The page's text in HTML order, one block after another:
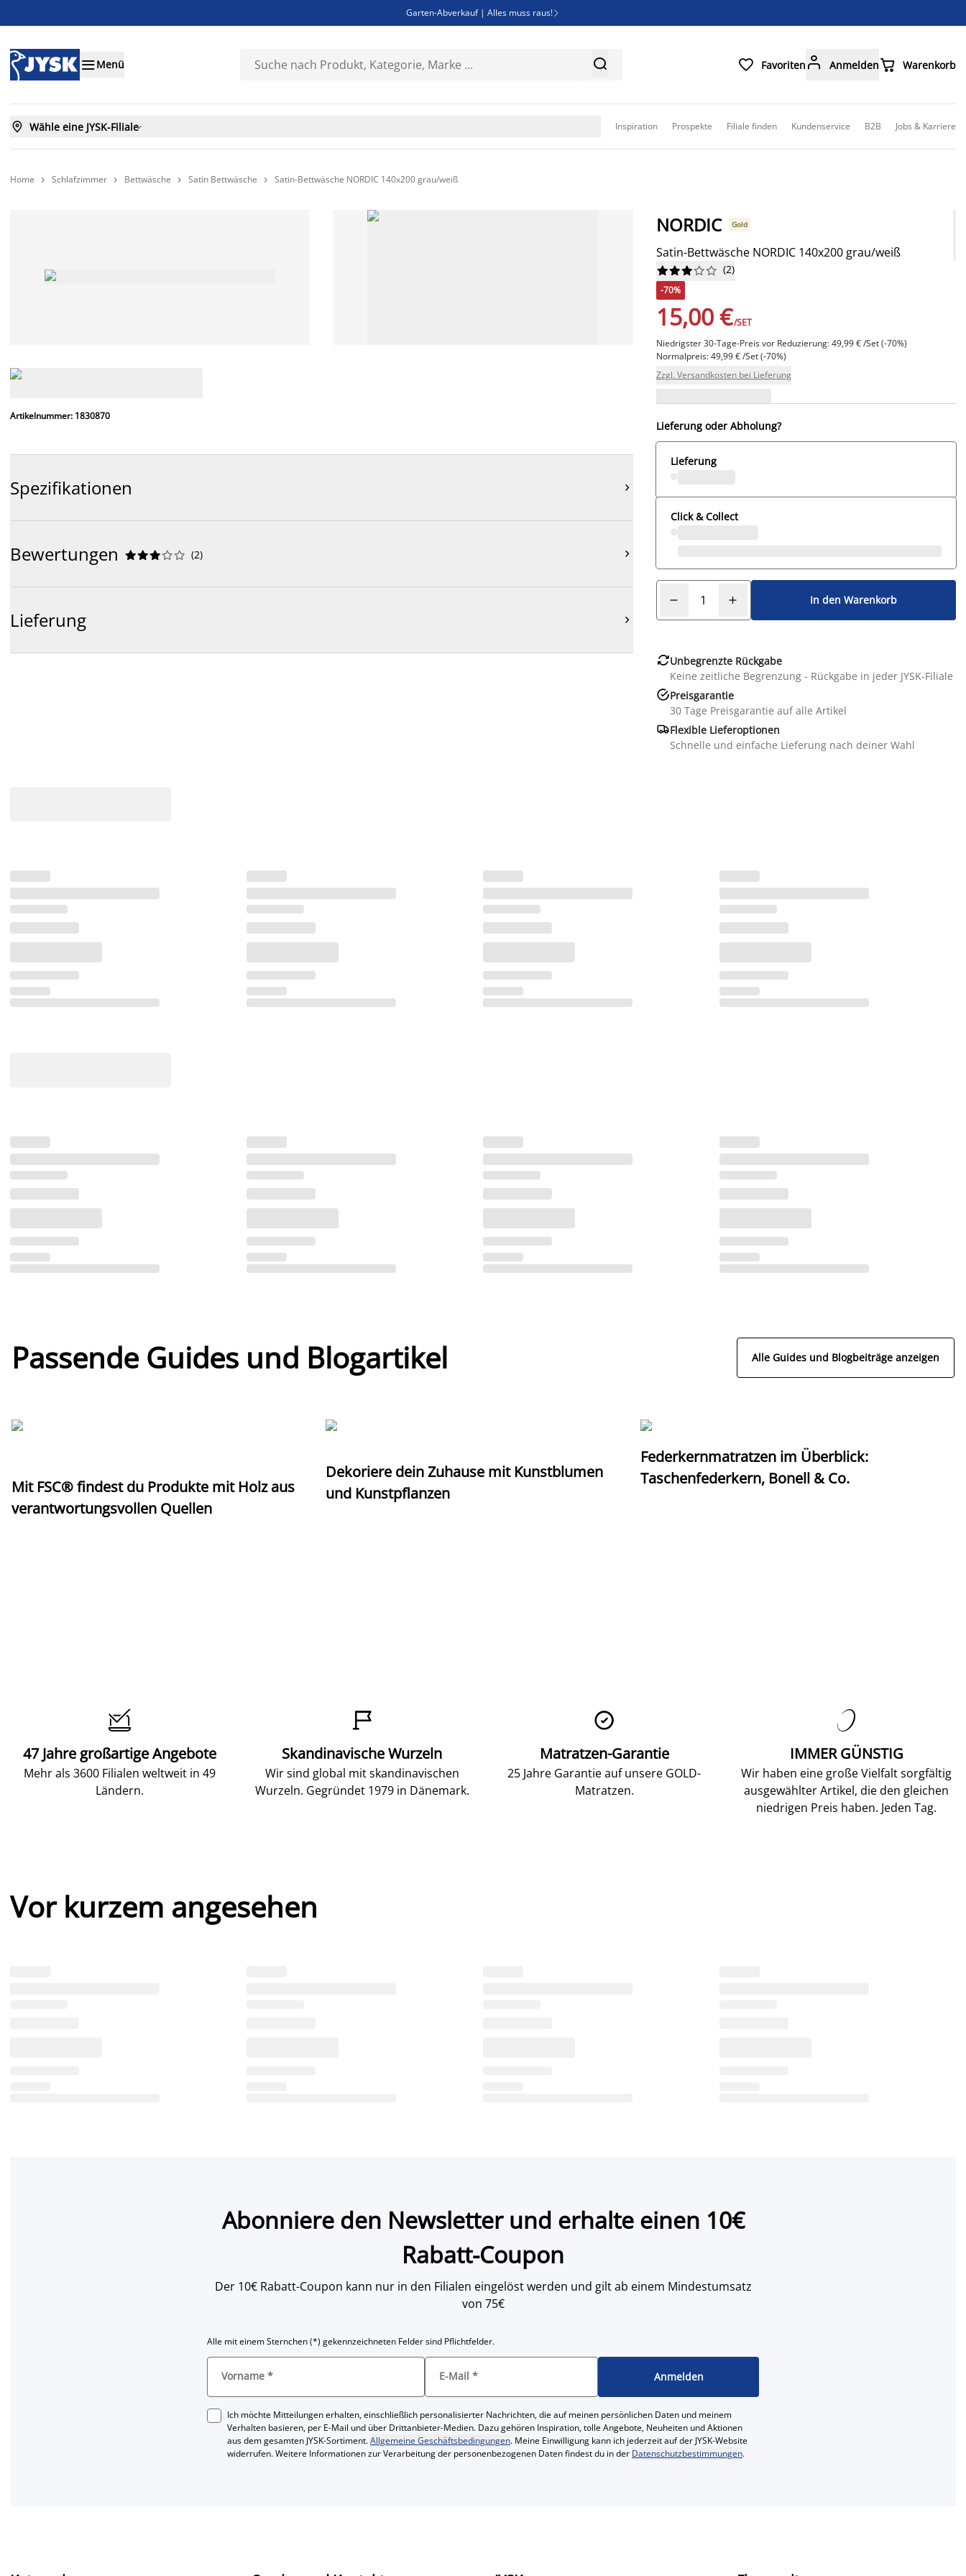
Garten-Abverkauf | Alles muss raus! 
Bist du Unternehmer? Entdecke JYSK-B2B
Menü   Favoriten  Anmelden Warenkorb
 Wähle eine JYSK-Filiale Inspiration Prospekte Filiale finden Kundenservice B2B Jobs & Karriere
Home  Schlafzimmer  Bettwäsche  Satin Bettwäsche  Satin-Bettwäsche NORDIC 140x200 grau/weiß
Artikelnummer: 1830870
Spezifikationen 
Bewertungen 




 (2) 
Lieferung 
NORDIC Gold
Satin-Bettwäsche NORDIC 140x200 grau/weiß





 (2)
-70%
15,00 €/SET
Niedrigster 30-Tage-Preis vor Reduzierung: 49,99 € /Set (-70%)
Normalpreis: 49,99 € /Set (-70%)
Zzgl. Versandkosten bei Lieferung
Lieferung oder Abholung?
Lieferung
Click & Collect
In den Warenkorb
Unbegrenzte Rückgabe
Keine zeitliche Begrenzung - Rückgabe in jeder JYSK-Filiale
Preisgarantie
30 Tage Preisgarantie auf alle Artikel
Flexible Lieferoptionen
Schnelle und einfache Lieferung nach deiner Wahl
Passende Guides und Blogartikel Alle Guides und Blogbeiträge anzeigen
Mit FSC® findest du Produkte mit Holz aus
verantwortungsvollen Quellen
Dekoriere dein Zuhause mit Kunstblumen
und Kunstpflanzen
Federkernmatratzen im Überblick:
Taschenfederkern, Bonell & Co.

47 Jahre großartige Angebote
Mehr als 3600 Filialen weltweit in 49
Ländern.

Skandinavische Wurzeln
Wir sind global mit skandinavischen
Wurzeln. Gegründet 1979 in Dänemark.

Matratzen-Garantie
25 Jahre Garantie auf unsere GOLD-
Matratzen.

IMMER GÜNSTIG
Wir haben eine große Vielfalt sorgfältig
ausgewählter Artikel, die den gleichen
niedrigen Preis haben. Jeden Tag.
Vor kurzem angesehen
Abonniere den Newsletter und erhalte einen 10€
Rabatt-Coupon
Der 10€ Rabatt-Coupon kann nur in den Filialen eingelöst werden und gilt ab einem Mindestumsatz
von 75€
Alle mit einem Sternchen (*) gekennzeichneten Felder sind Pflichtfelder.
Vorname * E-Mail * Anmelden
Ich möchte Mitteilungen erhalten, einschließlich personalisierter Nachrichten, die auf meinen persönlichen Daten und meinem
Verhalten basieren, per E-Mail und über Drittanbieter-Medien. Dazu gehören Inspiration, tolle Angebote, Neuheiten und Aktionen
aus dem gesamten JYSK-Sortiment.Allgemeine Geschäftsbedingungen. Meine Einwilligung kann ich jederzeit auf der JYSK-Website
widerrufen. Weitere Informationen zur Verarbeitung der personenbezogenen Daten findest du in der Datenschutzbestimmungen.